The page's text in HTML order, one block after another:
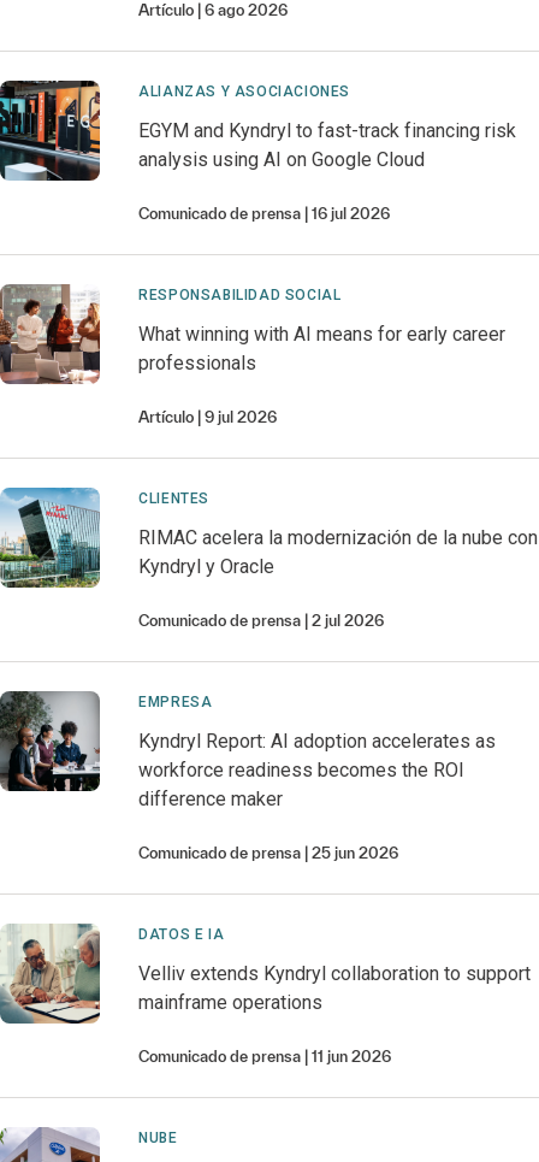
Artículo 6 ago 2026
ALIANZAS Y ASOCIACIONES
EGYM and Kyndryl to fast-track financing risk
analysis using AI on Google Cloud
Comunicado de prensa 16 jul 2026
RESPONSABILIDAD SOCIAL
What winning with AI means for early career
professionals
Artículo 9 jul 2026
CLIENTES
RIMAC acelera la modernización de la nube con
Kyndryl y Oracle
Comunicado de prensa 2 jul 2026
EMPRESA
Kyndryl Report: AI adoption accelerates as
workforce readiness becomes the ROI
difference maker
Comunicado de prensa 25 jun 2026
DATOS E IA
Velliv extends Kyndryl collaboration to support
mainframe operations
Comunicado de prensa 11 jun 2026
NUBE